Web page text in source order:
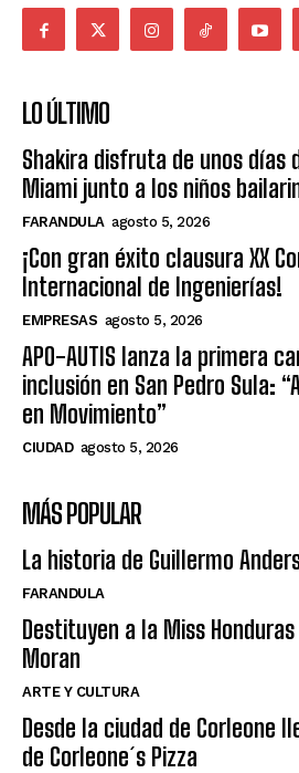
LO ÚLTIMO
Shakira disfruta de unos días
Miami junto a los niños
FARANDULA agosto 5, 2026
¡Con gran éxito clausura XX
Internacional de Ingenierías!
EMPRESAS agosto 5, 2026
APO-AUTIS lanza la primera
inclusión en San Pedro Sula:
en Movimiento”
CIUDAD agosto 5, 2026
MÁS POPULAR
La historia de Guillermo
FARANDULA
Destituyen a la Miss Honduras
Moran
ARTE Y CULTURA
Desde la ciudad de Corleone
de Corleone´s Pizza